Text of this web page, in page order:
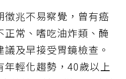
徵兆不易察覺，曾有癌
常、嗜吃油炸類、醃
及早接受胃鏡檢查。
年輕化趨勢，40歲以上